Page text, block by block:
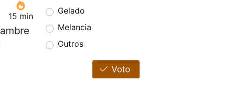
15 min
Gelado
Melancia
Outros
Voto